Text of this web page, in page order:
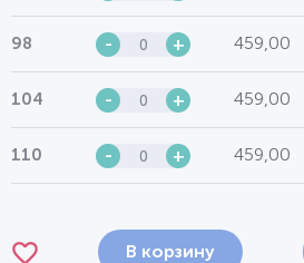
98 - + 459,00
104 - + 459,00
110 - + 459,00
В корзину